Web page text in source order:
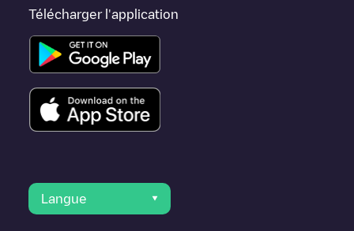
Télécharger l'application
Langue